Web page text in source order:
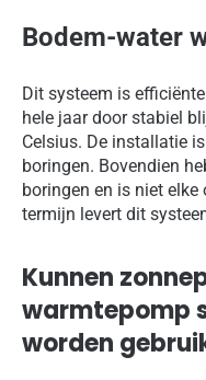
Bodem-water
Dit systeem is
hele jaar door stabiel
Celsius. De installatie
boringen. Bovendien
boringen en is niet
termijn levert dit
Kunnen
warmtepomp
worden